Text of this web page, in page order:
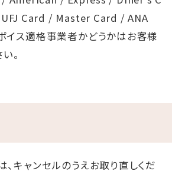
Card / Master Card / ANA
ス適格事業者かどうかはお客様
。
キャンセルのうえお取り直しくだ